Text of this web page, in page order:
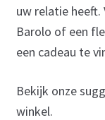
uw relatie heeft.
Barolo of een
een cadeau te
Bekijk onze
winkel.